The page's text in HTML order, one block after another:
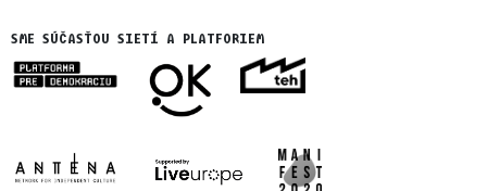
SME SÚČASŤOU SIETÍ A PLATFORIEM